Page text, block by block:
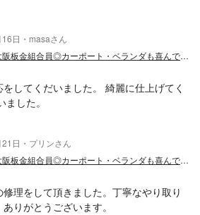
日・masaさん
◎波板専門店•作業外注無•大阪板金組合員◎カーポート・ベランダも喜んで作業します
してくだいました。 綺麗に仕上げてく
した。
日・プリンさん
◎波板専門店•作業外注無•大阪板金組合員◎カーポート・ベランダも喜んで作業します
理をして頂きました。丁寧なやり取り
りがとうございます。